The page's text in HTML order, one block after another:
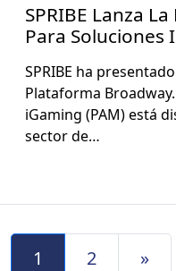
SPRIBE Lanza
Para Soluciones
SPRIBE ha
Platafor­ma
iGam­ing (PAM) está
sec­tor de…
Navegación de
1 2 »